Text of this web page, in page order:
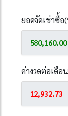
ยอดจัดเช่าซื้อ
ค่างวดต่อเดือ